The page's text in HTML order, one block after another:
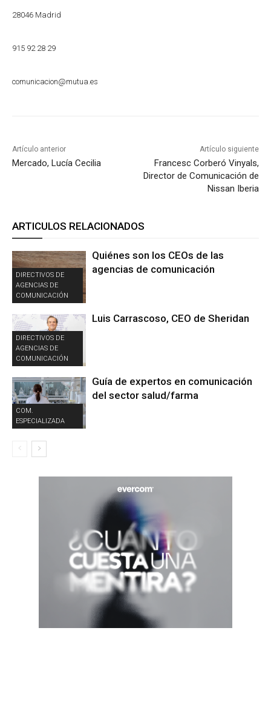
28046 Madrid
915 92 28 29
comunicacion@mutua.es
Artículo anterior
Mercado, Lucía Cecilia
Artículo siguiente
Francesc Corberó Vinyals,
Director de Comunicación de
Nissan Iberia
ARTICULOS RELACIONADOS
DIRECTIVOS DE
AGENCIAS DE
COMUNICACIÓN
Quiénes son los CEOs de las
agencias de comunicación
DIRECTIVOS DE
AGENCIAS DE
COMUNICACIÓN
Luis Carrascoso, CEO de Sheridan
COM.
ESPECIALIZADA
Guía de expertos en comunicación
del sector salud/farma